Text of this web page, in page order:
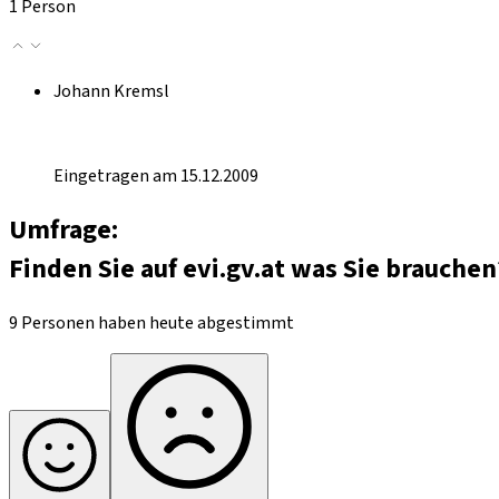
1 Person
Johann Kremsl
Eingetragen am 15.12.2009
Umfrage:
Finden Sie auf evi.gv.at was Sie
9 Personen haben heute abgestimmt